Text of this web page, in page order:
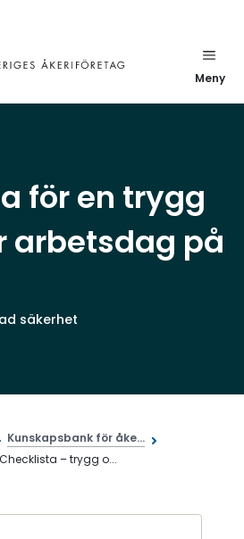
Meny
för en trygg
arbetsdag på
säkerhet
Kunskapsbank för åke...
Checklista – trygg o...